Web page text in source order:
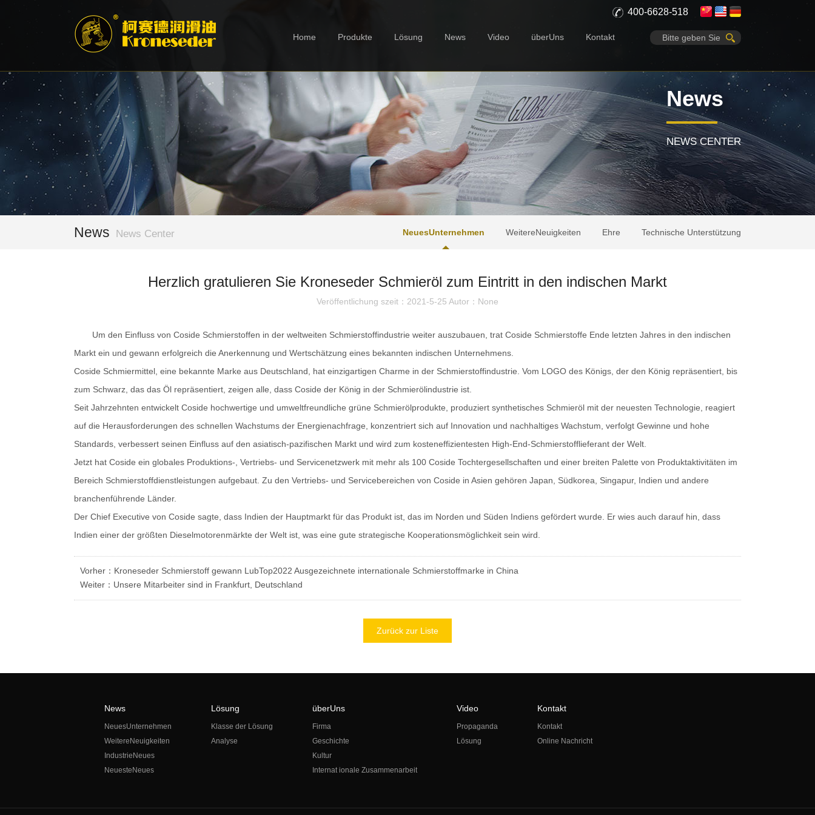
400-6628-518
Home Produkte Lösung News Video überUns Kontakt
News
NEWS CENTER
News News Center NeuesUnternehmen WeitereNeuigkeiten Ehre Technische Unterstützung
Herzlich gratulieren Sie Kroneseder Schmieröl zum Eintritt in den indischen Markt
Veröffentlichung szeit：2021-5-25 Autor：None
Um den Einfluss von Coside Schmierstoffen in der weltweiten Schmierstoffindustrie weiter auszubauen, trat Coside Schmierstoffe Ende letzten Jahres in den indischen
Markt ein und gewann erfolgreich die Anerkennung und Wertschätzung eines bekannten indischen Unternehmens.
Coside Schmiermittel, eine bekannte Marke aus Deutschland, hat einzigartigen Charme in der Schmierstoffindustrie. Vom LOGO des Königs, der den König repräsentiert, bis
zum Schwarz, das das Öl repräsentiert, zeigen alle, dass Coside der König in der Schmierölindustrie ist.
Seit Jahrzehnten entwickelt Coside hochwertige und umweltfreundliche grüne Schmierölprodukte, produziert synthetisches Schmieröl mit der neuesten Technologie, reagiert
auf die Herausforderungen des schnellen Wachstums der Energienachfrage, konzentriert sich auf Innovation und nachhaltiges Wachstum, verfolgt Gewinne und hohe
Standards, verbessert seinen Einfluss auf den asiatisch-pazifischen Markt und wird zum kosteneffizientesten High-End-Schmierstofflieferant der Welt.
Jetzt hat Coside ein globales Produktions-, Vertriebs- und Servicenetzwerk mit mehr als 100 Coside Tochtergesellschaften und einer breiten Palette von Produktaktivitäten im
Bereich Schmierstoffdienstleistungen aufgebaut. Zu den Vertriebs- und Servicebereichen von Coside in Asien gehören Japan, Südkorea, Singapur, Indien und andere
branchenführende Länder.
Der Chief Executive von Coside sagte, dass Indien der Hauptmarkt für das Produkt ist, das im Norden und Süden Indiens gefördert wurde. Er wies auch darauf hin, dass
Indien einer der größten Dieselmotorenmärkte der Welt ist, was eine gute strategische Kooperationsmöglichkeit sein wird.
Vorher：Kroneseder Schmierstoff gewann LubTop2022 Ausgezeichnete internationale Schmierstoffmarke in China
Weiter：Unsere Mitarbeiter sind in Frankfurt, Deutschland
Zurück zur Liste
News
NeuesUnternehmen
WeitereNeuigkeiten
IndustrieNeues
NeuesteNeues
Lösung
Klasse der Lösung
Analyse
überUns
Firma
Geschichte
Kultur
Internat ionale Zusammenarbeit
Video
Propaganda
Lösung
Kontakt
Kontakt
Online Nachricht